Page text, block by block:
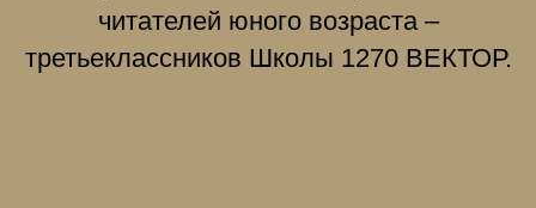
читателей юного возраста –
третьеклассников Школы 1270 ВЕКТОР.